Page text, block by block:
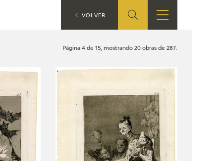
EN
TIENDA ONLINE
EDUCA
EDUCATIVOS
FICHAS ARASAAC
Página 4 de 15, mostrando 20 obras de 287.
VOLVER